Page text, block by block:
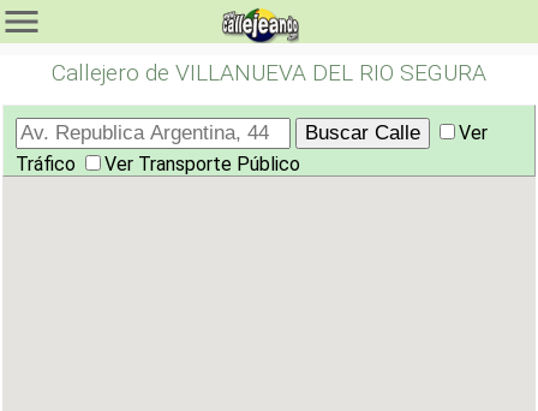
Callejero de VILLANUEVA DEL RIO SEGURA
Ver
Tráfico
Ver Transporte Público